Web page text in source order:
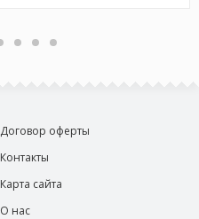
Договор оферты
Контакты
Карта сайта
О нас